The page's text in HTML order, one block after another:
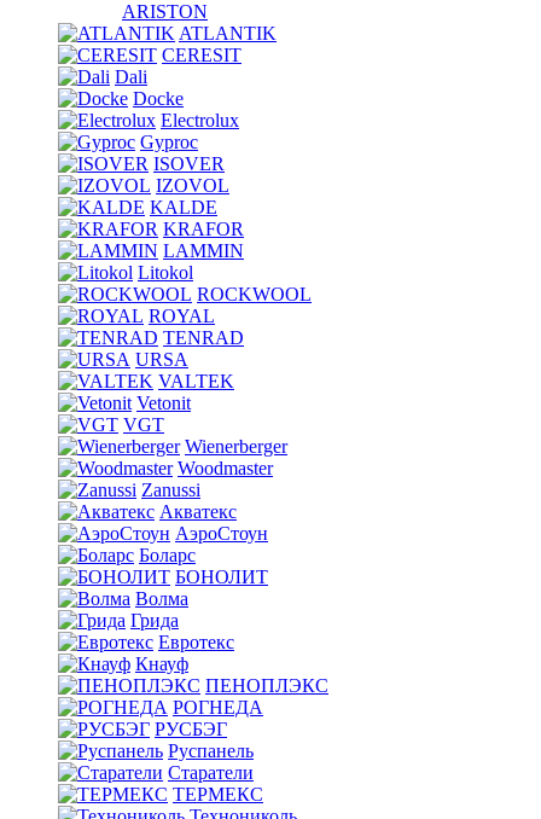
ARISTON
ATLANTIK
CERESIT
Dali
Docke
Electrolux
Gyproc
ISOVER
IZOVOL
KALDE
KRAFOR
LAMMIN
Litokol
ROCKWOOL
ROYAL
TENRAD
URSA
VALTEK
Vetonit
VGT
Wienerberger
Woodmaster
Zanussi
Акватекс
АэроСтоун
Боларс
БОНОЛИТ
Волма
Грида
Евротекс
Кнауф
ПЕНОПЛЭКС
РОГНЕДА
РУСБЭГ
Руспанель
Старатели
ТЕРМЕКС